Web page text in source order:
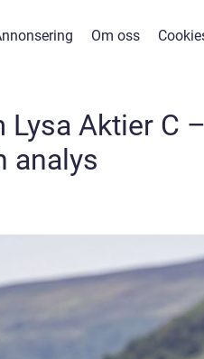
Om oss
Aktier C
analys